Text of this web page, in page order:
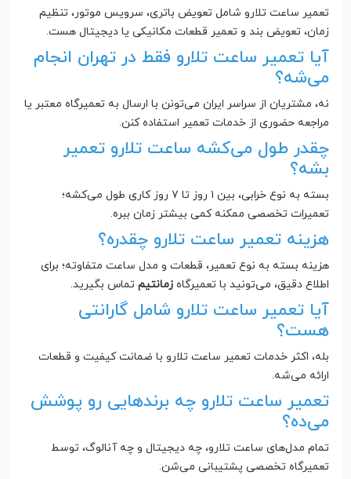
تعمیر ساعت تلارو شامل تعویض باتری، سرویس موتور، تنظیم
زمان، تعویض بند و تعمیر قطعات مکانیکی یا دیجیتال هست.
آیا تعمیر ساعت تلارو فقط در تهران انجام
می‌شه؟
نه، مشتریان از سراسر ایران می‌تونن با ارسال به تعمیرگاه معتبر یا
مراجعه حضوری از خدمات تعمیر استفاده کنن.
چقدر طول می‌کشه ساعت تلارو تعمیر
بشه؟
بسته به نوع خرابی، بین ۱ روز تا ۷ روز کاری طول می‌کشه؛
تعمیرات تخصصی ممکنه کمی بیشتر زمان ببره.
هزینه تعمیر ساعت تلارو چقدره؟
هزینه بسته به نوع تعمیر، قطعات و مدل ساعت متفاوته؛ برای
اطلاع دقیق، می‌تونید با تعمیرگاه زمانتیم تماس بگیرید.
آیا تعمیر ساعت تلارو شامل گارانتی
هست؟
بله، اکثر خدمات تعمیر ساعت تلارو با ضمانت کیفیت و قطعات
ارائه می‌شه.
تعمیر ساعت تلارو چه برندهایی رو پوشش
می‌ده؟
تمام مدل‌های ساعت تلارو، چه دیجیتال و چه آنالوگ، توسط
تعمیرگاه تخصصی پشتیبانی می‌شن.